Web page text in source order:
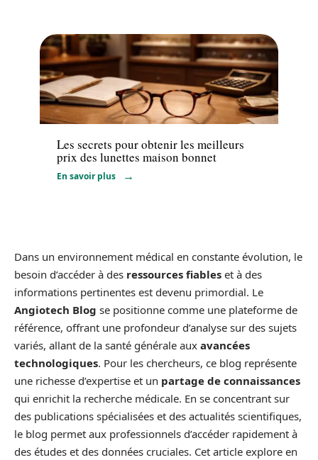
Santé
Les secrets pour obtenir les meilleurs
prix des lunettes maison bonnet
En savoir plus
Dans un environnement médical en constante évolution, le
besoin d’accéder à des ressources fiables et à des
informations pertinentes est devenu primordial. Le
Angiotech Blog se positionne comme une plateforme de
référence, offrant une profondeur d’analyse sur des sujets
variés, allant de la santé générale aux avancées
technologiques. Pour les chercheurs, ce blog représente
une richesse d’expertise et un partage de connaissances
qui enrichit la recherche médicale. En se concentrant sur
des publications spécialisées et des actualités scientifiques,
le blog permet aux professionnels d’accéder rapidement à
des études et des données cruciales. Cet article explore en